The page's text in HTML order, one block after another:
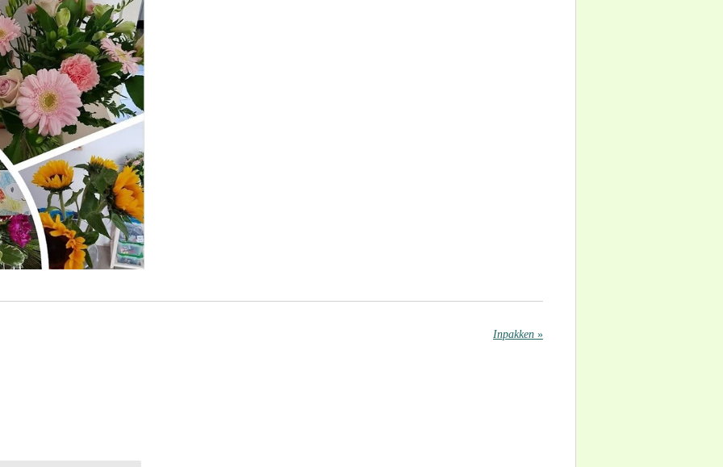
Inpakken »